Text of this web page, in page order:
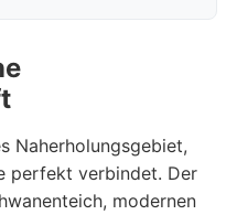
Naherholungsgebiet,
perfekt verbindet. Der
modernen